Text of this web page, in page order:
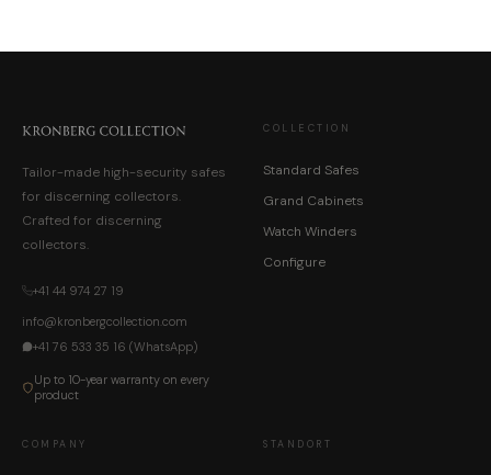
Tailor-made high-security safes
for discerning collectors.
Crafted for discerning
collectors.
+41 44 974 27 19
info@kronbergcollection.com
+41 76 533 35 16 (WhatsApp)
Up to 10-year warranty on every
product
COLLECTION
Standard Safes
Grand Cabinets
Watch Winders
Configure
COMPANY STANDORT